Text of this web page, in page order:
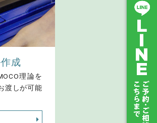
成
理論を
渡しが可能